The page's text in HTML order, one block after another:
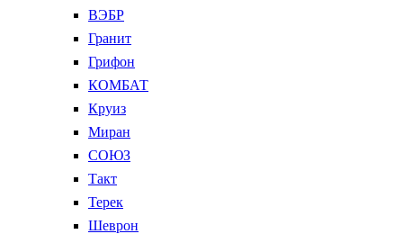
ВЭБР
Гранит
Грифон
КОМБАТ
Круиз
Миран
СОЮЗ
Такт
Терек
Шеврон